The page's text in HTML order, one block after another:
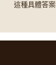
這種具體答